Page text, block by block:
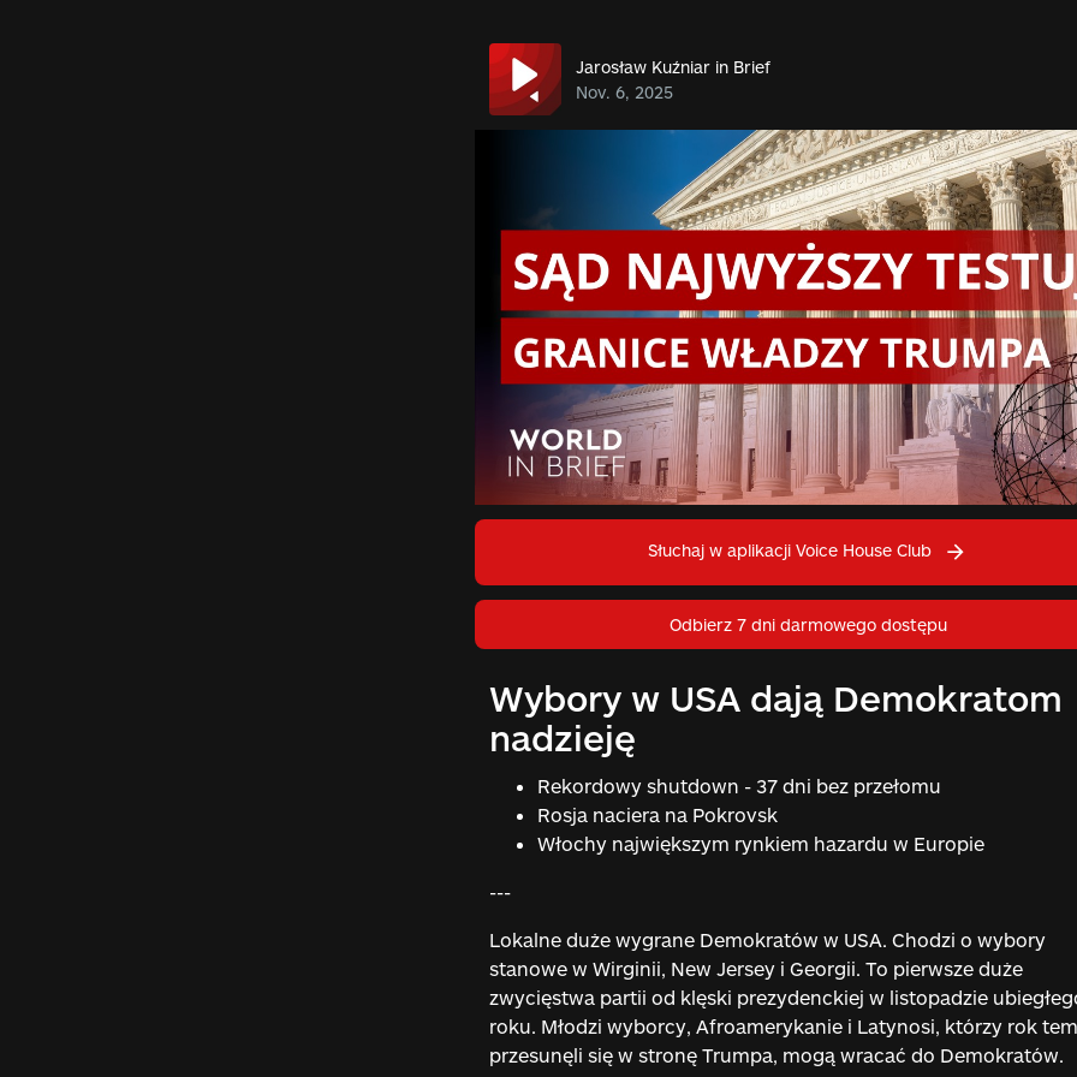
Jarosław Kuźniar in Brief
Nov. 6, 2025
Słuchaj w aplikacji Voice House Club
Odbierz 7 dni darmowego dostępu
Wybory w USA dają Demokratom
nadzieję
Rekordowy shutdown - 37 dni bez przełomu
Rosja naciera na Pokrovsk
Włochy największym rynkiem hazardu w Europie
---
Lokalne duże wygrane Demokratów w USA. Chodzi o wybory
stanowe w Wirginii, New Jersey i Georgii. To pierwsze duże
zwycięstwa partii od klęski prezydenckiej w listopadzie
roku. Młodzi wyborcy, Afroamerykanie i Latynosi, którzy rok
przesunęli się w stronę Trumpa, mogą wracać do Demokratów.